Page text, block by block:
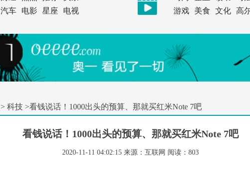
汽车 电影 星座 电视
游戏
美食 文化 高
> 科技 >看钱说话！1000出头的预算、那就买红米Note 7吧
看钱说话！1000出头的预算、那就买红米Note 7吧
2020-11-11 04:02:15 来源：互联网 阅读：803